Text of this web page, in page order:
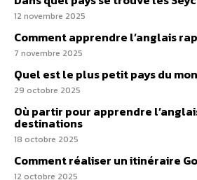
12 novembre 2025
Comment apprendre l’anglais
7 novembre 2025
Quel est le plus petit pays du
29 octobre 2025
Où partir pour apprendre
destinations
18 octobre 2025
Comment réaliser un itinéraire
12 octobre 2025